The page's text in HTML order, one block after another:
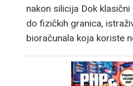
nakon silicija Dok
do fizičkih granica,
bioračunala koja koriste